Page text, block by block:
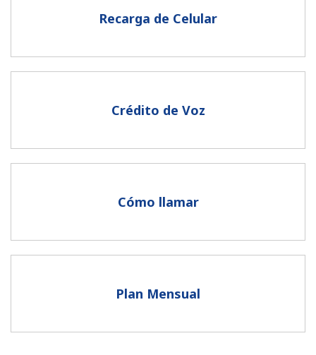
Un caracter especial
Al abrir una cuenta en este sitio web, estoy de acuerdo con
Recarga de Celular
Crédito de Voz
Cómo llamar
Plan Mensual